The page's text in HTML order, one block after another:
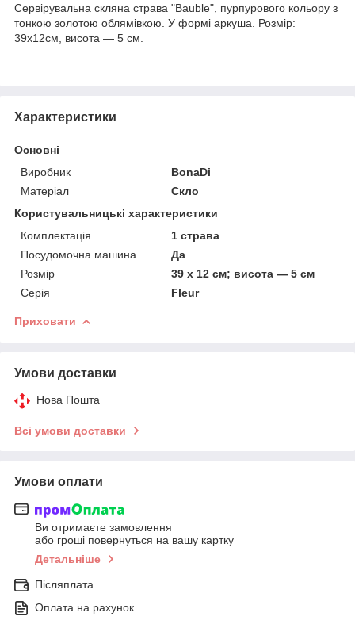
Сервірувальна скляна страва "Bauble", пурпурового кольору з
тонкою золотою облямівкою. У формі аркуша. Розмір:
39х12см, висота — 5 см.
Характеристики
Основні
Виробник
BonaDi
Матеріал
Скло
Користувальницькі характеристики
Комплектація
1 страва
Посудомочна машина
Да
Розмір
39 х 12 см; висота — 5 см
Серія
Fleur
Приховати
Умови доставки
Нова Пошта
Всі умови доставки
Умови оплати
Ви отримаєте замовлення
або гроші повернуться на вашу картку
Детальніше
Післяплата
Оплата на рахунок